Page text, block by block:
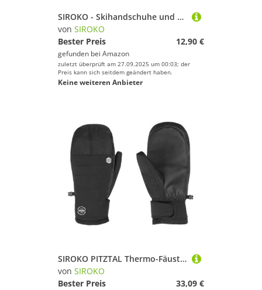
SIROKO - Skihandschuhe und Snowboardhandschuhe - Base Core Rigi Kit - XL - Schwarz
von SIROKO
Bester Preis
12,90 €
gefunden bei Amazon
zuletzt überprüft am 27.09.2025 um 00:03; der
Preis kann sich seitdem geändert haben.
Keine weiteren Anbieter
SIROKO PITZTAL Thermo-Fäustlinge für Ski und Schnee, Schwarz, Größe S
von SIROKO
Bester Preis
33,09 €